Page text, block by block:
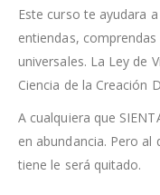
Este curso te ayudara
entiendas,
universales. La Ley de
Ciencia de la Creación
A cualquiera que
en abundancia. Pero al
tiene le será quitado.